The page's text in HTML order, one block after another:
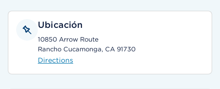
Ubicación
10850 Arrow Route
Rancho Cucamonga, CA 91730
Directions